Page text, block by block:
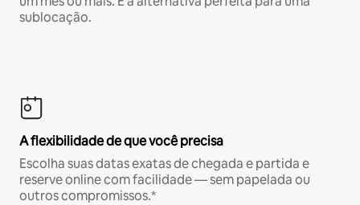
sublocação.
A flexibilidade de que você precisa
Escolha suas datas exatas de chegada e partida e
reserve online com facilidade — sem papelada ou
outros compromissos.*